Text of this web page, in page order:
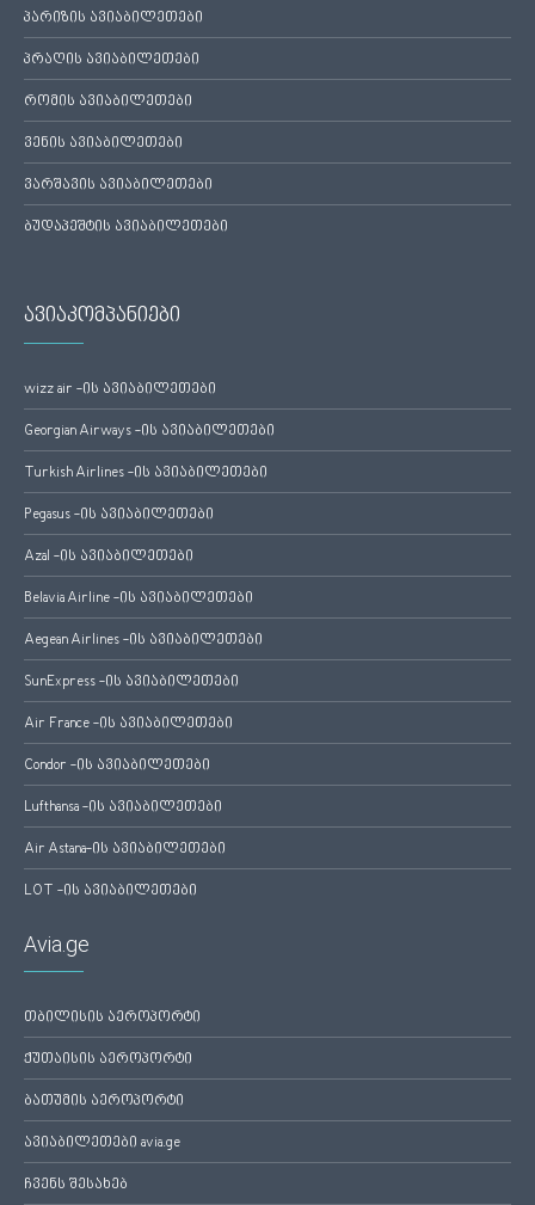
პარიზის ავიაბილეთები
პრაღის ავიაბილეთები
რომის ავიაბილეთები
ვენის ავიაბილეთები
ვარშავის ავიაბილეთები
ბუდაპეშტის ავიაბილეთები
ავიაკომპანიები
wizz air -ის ავიაბილეთები
Georgian Airways -ის ავიაბილეთები
Turkish Airlines -ის ავიაბილეთები
Pegasus -ის ავიაბილეთები
Azal -ის ავიაბილეთები
Belavia Airline -ის ავიაბილეთები
Aegean Airlines -ის ავიაბილეთები
SunExpress -ის ავიაბილეთები
Air France -ის ავიაბილეთები
Condor -ის ავიაბილეთები
Lufthansa -ის ავიაბილეთები
Air Astana-ის ავიაბილეთები
LOT -ის ავიაბილეთები
Avia.ge
თბილისის აეროპორტი
ქუთაისის აეროპორტი
ბათუმის აეროპორტი
ავიაბილეთები avia.ge
ჩვენს შესახებ